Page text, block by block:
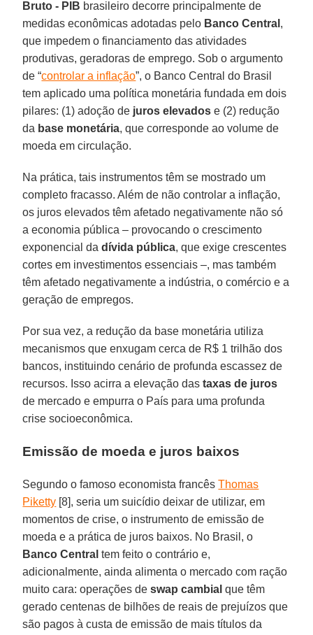
Bruto - PIB brasileiro decorre principalmente de
medidas econômicas adotadas pelo Banco Central ,
que impedem o financiamento das atividades
produtivas, geradoras de emprego. Sob o argumento
de “controlar a inflação”, o Banco Central do Brasil
tem aplicado uma política monetária fundada em dois
pilares: (1) adoção de juros elevados e (2) redução
da base monetária, que corresponde ao volume de
moeda em circulação.
Na prática, tais instrumentos têm se mostrado um
completo fracasso. Além de não controlar a inflação,
os juros elevados têm afetado negativamente não só
a economia pública ‒ provocando o crescimento
exponencial da dívida pública, que exige crescentes
cortes em investimentos essenciais ‒, mas também
têm afetado negativamente a indústria, o comércio e a
geração de empregos.
Por sua vez, a redução da base monetária utiliza
mecanismos que enxugam cerca de R$ 1 trilhão dos
bancos, instituindo cenário de profunda escassez de
recursos. Isso acirra a elevação das taxas de juros
de mercado e empurra o País para uma profunda
crise socioeconômica.
Emissão de moeda e juros baixos
Segundo o famoso economista francêsThomas
Piketty [8], seria um suicídio deixar de utilizar, em
momentos de crise, o instrumento de emissão de
moeda e a prática de juros baixos. No Brasil, o
Banco Central tem feito o contrário e,
adicionalmente, ainda alimenta o mercado com ração
muito cara: operações deswap cambial que têm
gerado centenas de bilhões de reais de prejuízos que
são pagos à custa de emissão de mais títulos da